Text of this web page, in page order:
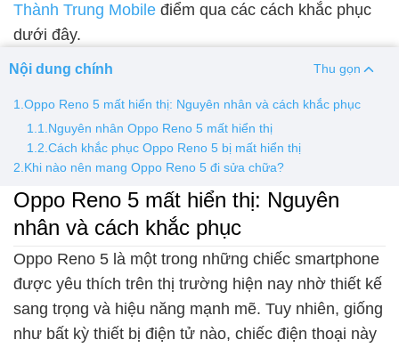
Thành Trung Mobile điểm qua các cách khắc phục
dưới đây.
Nội dung chính Thu gọn
1.Oppo Reno 5 mất hiển thị: Nguyên nhân và cách khắc phục
1.1.Nguyên nhân Oppo Reno 5 mất hiển thị
1.2.Cách khắc phục Oppo Reno 5 bị mất hiển thị
2.Khi nào nên mang Oppo Reno 5 đi sửa chữa?
Oppo Reno 5 mất hiển thị: Nguyên
nhân và cách khắc phục
Oppo Reno 5 là một trong những chiếc smartphone
được yêu thích trên thị trường hiện nay nhờ thiết kế
sang trọng và hiệu năng mạnh mẽ. Tuy nhiên, giống
như bất kỳ thiết bị điện tử nào, chiếc điện thoại này